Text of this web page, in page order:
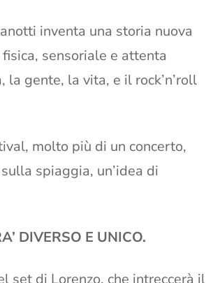
inventa una storia nuova
sensoriale e attenta
la gente, la vita, e il rock’n’roll
molto più di un concerto,
spiaggia, un’idea di
DIVERSO E UNICO.